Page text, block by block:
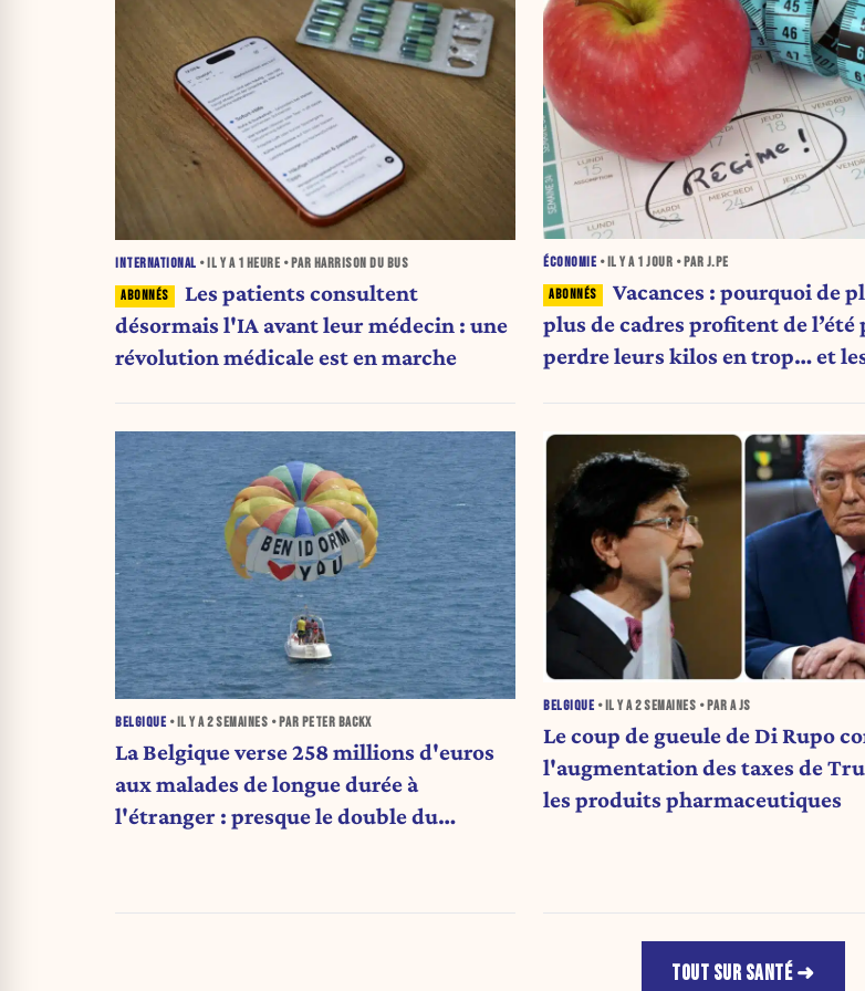
INTERNATIONAL • IL Y A 1 HEURE • PAR HARRISON DU BUS
Les patients consultent
désormais l'IA avant leur médecin : une
révolution médicale est en marche
ÉCONOMIE • IL Y A 1 JOUR • PAR J.PE
Vacances : pourquoi de
plus de cadres profitent de l’été
perdre leurs kilos en trop… et
BELGIQUE • IL Y A2 SEMAINES • PAR PETER BACKX
La Belgique verse 258 millions d'euros
aux malades de longue durée à
l'étranger : presque le double du
BELGIQUE • IL Y A2 SEMAINES • PAR A JS
Le coup de gueule de Di Rupo
l'augmentation des taxes de
les produits pharmaceutiques
TOUT SUR SANTÉ